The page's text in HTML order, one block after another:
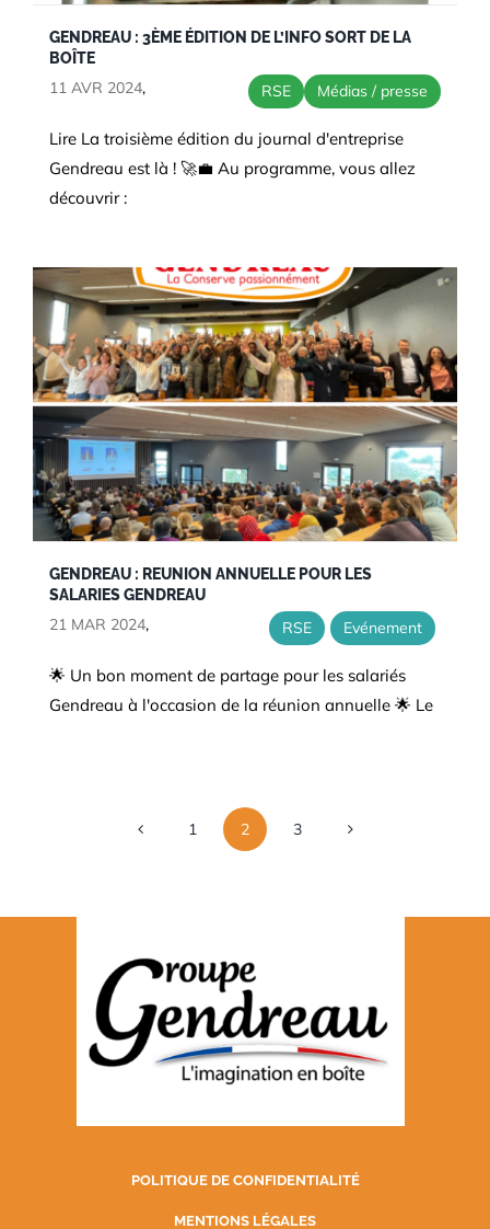
GENDREAU : 3ÈME ÉDITION DE L’INFO SORT DE LA
BOÎTE
11 AVR 2024 Médias / presse
, RSE
Lire La troisième édition du journal d'entreprise
Gendreau est là ! 🚀💼 Au programme, vous allez
découvrir :
GENDREAU : REUNION ANNUELLE POUR LES
SALARIES GENDREAU
21 MAR 2024 Evénement
, RSE
🌟 Un bon moment de partage pour les salariés
Gendreau à l'occasion de la réunion annuelle 🌟 Le
1 2 3
POLITIQUE DE CONFIDENTIALITÉ
MENTIONS LÉGALES